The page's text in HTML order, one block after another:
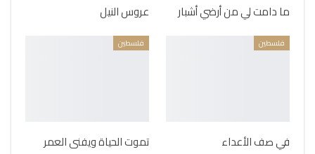
ما دامت لي من أرضي أشبار عروس النيل
فلسطين
في صف الأعداء
فلسطين
تموت الحياة ويفنى العمر